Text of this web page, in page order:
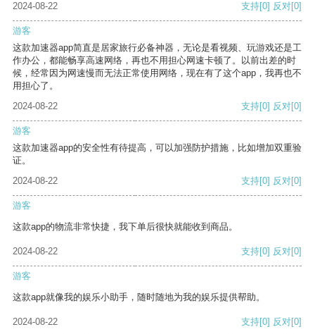
2024-08-22
支持[0] 反对[0]
游客
这款加速器app简直是居家旅行必备神器，无论是看视频、玩游戏还是工
作办公，都能畅享高速网络，再也不用担心网速卡顿了。以前出差的时
候，经常因为网速慢而无法正常使用网络，现在有了这个app，我再也不
用担心了。
2024-08-22
支持[0] 反对[0]
游客
这款加速器app的安全性有待提高，可以加强防护措施，比如增加双重验
证。
2024-08-22
支持[0] 反对[0]
游客
这款app的物流非常快捷，我下单后很快就能收到商品。
2024-08-22 支持[0] 反对[0]
游客
这款app就像我的娱乐小助手，随时随地为我的娱乐提供帮助。
2024-08-22 支持[0] 反对[0]